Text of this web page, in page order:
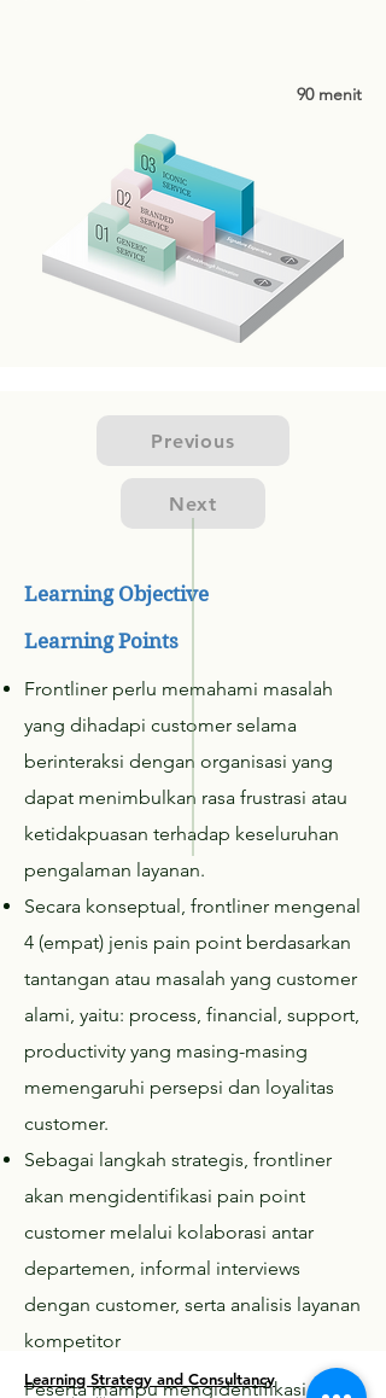
90 menit
Previous
Next
Learning Objective
Learning Points
Frontliner perlu memahami masalah
yang dihadapi customer selama
berinteraksi dengan organisasi yang
dapat menimbulkan rasa frustrasi atau
ketidakpuasan terhadap keseluruhan
pengalaman layanan.
Secara konseptual, frontliner mengenal
4 (empat) jenis pain point berdasarkan
tantangan atau masalah yang customer
alami, yaitu: process, financial, support,
productivity yang masing-masing
memengaruhi persepsi dan loyalitas
customer.
Sebagai langkah strategis, frontliner
akan mengidentifikasi pain point
customer melalui kolaborasi antar
departemen, informal interviews
dengan customer, serta analisis layanan
kompetitor
Peserta mampu mengidentifikasi dan
Learning Strategy and Consultancy